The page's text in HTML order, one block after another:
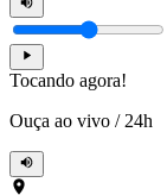
Tocando agora!
Ouça ao vivo / 24h